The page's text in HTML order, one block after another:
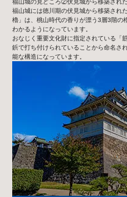
福山城の見どころ②伏見城から移築され
福山城には徳川期の伏見城から移築され
櫓」は、桃山時代の香りが漂う3層3階の
わかるようになっています。
おなじく重要文化財に指定されている「
鋲で打ち付けられていることから命名さ
能な構造になっています。